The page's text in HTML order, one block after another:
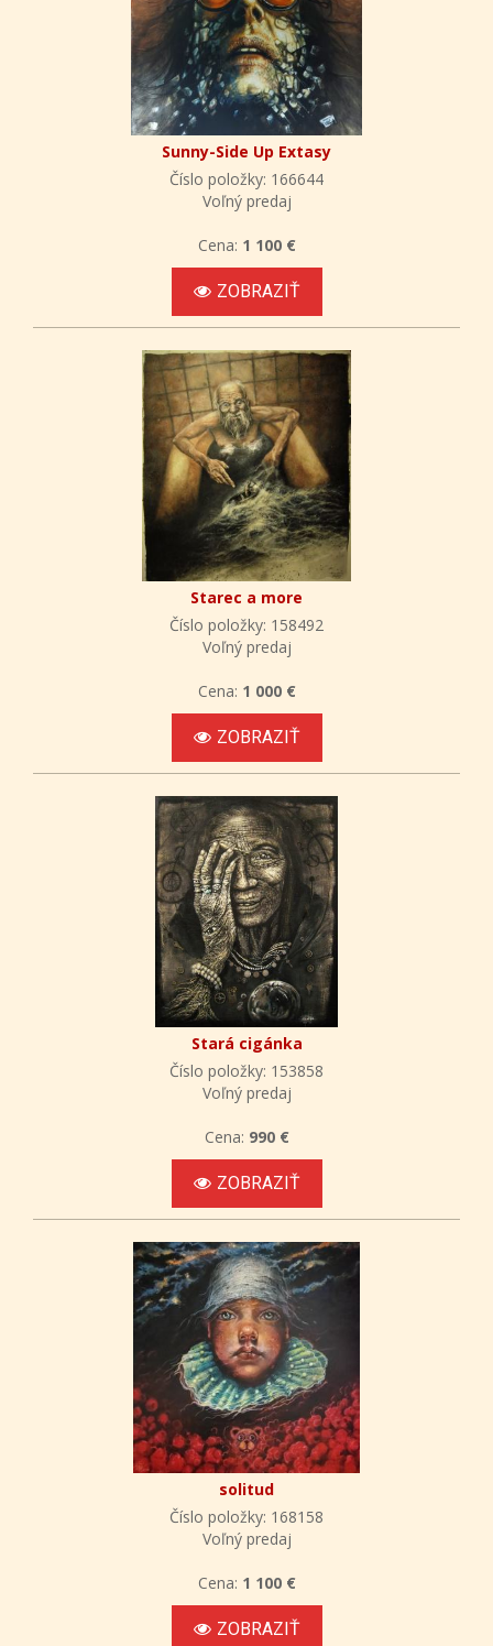
Sunny-Side Up Extasy
Číslo položky: 166644
Voľný predaj
Cena: 1 100 €
ZOBRAZIŤ
Starec a more
Číslo položky: 158492
Voľný predaj
Cena: 1 000 €
ZOBRAZIŤ
Stará cigánka
Číslo položky: 153858
Voľný predaj
Cena: 990 €
ZOBRAZIŤ
solitud
Číslo položky: 168158
Voľný predaj
Cena: 1 100 €
ZOBRAZIŤ